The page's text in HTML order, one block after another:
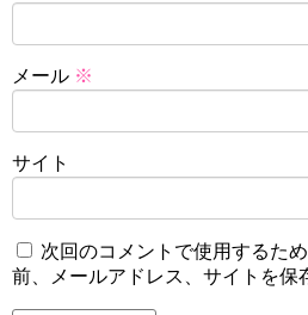
メール ※
サイト
次回のコメントで使用するた
前、メールアドレス、サイトを保